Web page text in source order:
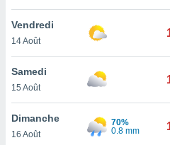
la
du
en
Vendredi
14 Août
Samedi
15 Août
Dimanche
16 Août
70%
0.8 mm